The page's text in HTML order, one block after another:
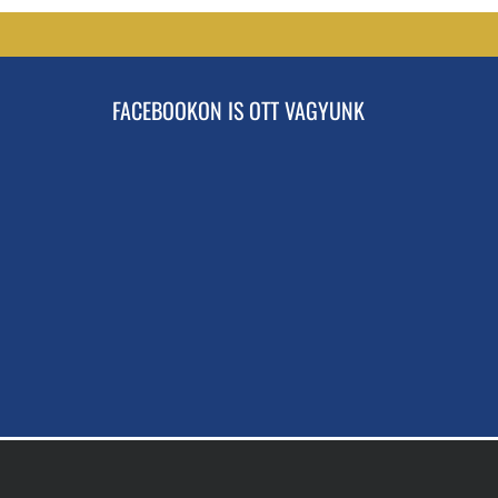
FACEBOOKON IS OTT VAGYUNK